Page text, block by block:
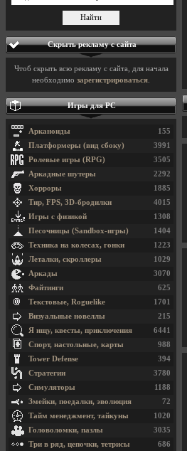
Скрыть рекламу с сайта
Чтоб скрыть всю рекламу с сайта, для начала
необходимо зарегистрироваться
Игры для PC
155
Арканоиды
3991
Платформеры (вид сбоку)
3505
Ролевые игры (RPG)
2292
Аркадные шутеры
1885
Хорроры
4015
Тир, FPS, 3D-бродилки
1308
Игры с физикой
1404
Песочницы (Sandbox-игры)
1223
Техника на колесах, гонки
1029
Леталки, скроллеры
3070
Аркады
625
Файтинги
1701
Текстовые, Roguelike
215
Визуальные новеллы
6441
Я ищу, квесты, приключения
988
Спорт, настольные, карты
394
Tower Defense
3780
Стратегии
1188
Симуляторы
72
Змейки, поедалки, эволюция
1020
Тайм менеджмент, тайкуны
3035
Головоломки, пазлы
686
Три в ряд, цепочки, тетрисы